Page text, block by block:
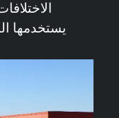
يستخدمها